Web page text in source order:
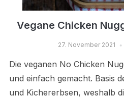
Vegane Chicken
27. November 2021
Die veganen No Chicken
und einfach gemacht. Basis
und Kichererbsen, weshalb